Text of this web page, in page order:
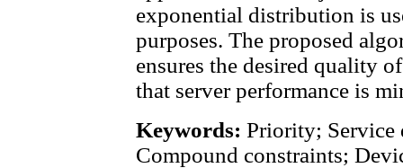
exponential distribution is
purposes. The proposed
ensures the desired quality
that server performance is
Keywords: Priority; Service
Compound constraints;